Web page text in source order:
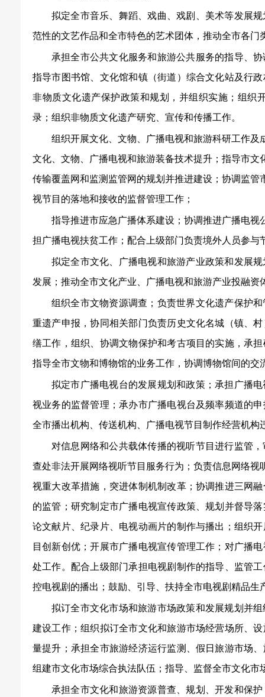
拟定全市音乐、舞蹈、戏曲、戏剧、美术等发展
范性的文艺作品和全市特色的艺术团体，推动全市各
承担全市公共文化服务和旅游公共服务的指导、
指导市图书馆、文化馆和镇（街道）综合文化站及行
非物质文化遗产保护政策和规划，并组织实施；组织
录；组织非物质文化遗产研究、宣传和传播工作。
组织开展文化、文物、广播电视和旅游科研工作
文化、文物、广播电视和旅游装备技术提升；指导市
传输覆盖网和监测监管网的规划并推进建设；协调监
视节目的落地和接收的监督管理工作；
指导推进市应急广播体系建设；协调推进广播电
担广播电视扶贫工作；配合上级部门负责境外人员参
拟定全市文化、广播电视和旅游产业政策和发展
发展；推动全市文化产业、广播电视和旅游产业投融
组织全市文物资源调查；负责世界文化遗产保护
重遗产申报，协同相关部门负责历史文化名城（镇、
缮工作，组织、协调文物保护和考古项目的实施，承
指导全市文物和博物馆的业务工作，协调博物馆间的
拟定市广播电视台的发展规划和政策；承担广播
视业务的监督管理；承办市广播电视台及频率频道的
全市播出机构、传送机构、广播电视节目制作经营机
对信息网络和公共载体传播的视听节目进行监管
查处非法开展网络视听节目服务行为；负责信息网络视
视重大改革措施，突进体制机制改革；协调推进三网
的监管；研究制定市广播电视宣传政策、规划并督导
论文献片、纪录片、电视动画片的制作与播出；组织
目创新创优；开展市广播电视宣传管理工作；对广播
处工作。配合上级部门承担电视剧制作的指导、监管
控电视剧的播出；鼓励、引导、扶持全市电视剧精品生
拟订全市文化市场和旅游市场政策和发展规划并
建设工作；组织拟订全市文化和旅游市场经营场所、
量提升；承担全市旅游经济运行监测、假日旅游市场
组建市文化市场综合执法队伍；指导、监督全市文化
承担全市文化和旅游资源普查、规划、开发和保